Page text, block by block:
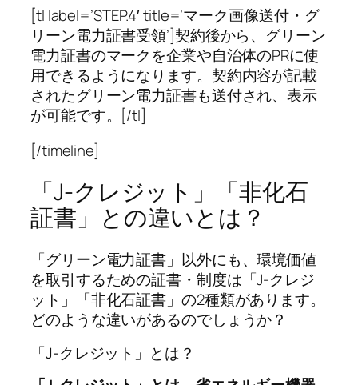
[tl label=’STEP.4′ title=’マーク画像送付・グ
リーン電力証書受領’]契約後から、グリーン
電力証書のマークを企業や自治体のPRに使
用できるようになります。契約内容が記載
されたグリーン電力証書も送付され、表示
が可能です。[/tl]
[/timeline]
「J-クレジット」「非化石
証書」との違いとは？
「グリーン電力証書」以外にも、環境価値
を取引するための証書・制度は「J-クレジ
ット」「非化石証書」の2種類があります。
どのような違いがあるのでしょうか？
「J-クレジット」とは？